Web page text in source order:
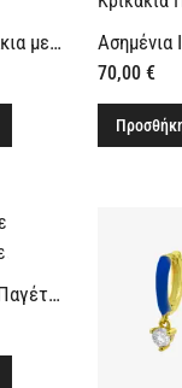
Ασημένια Οβάλ Κρικάκια με Μπλε Πέτρες
70,00 €
Ασημένιοι Κρίκοι με Παγέτες Μεσαίο Μέγεθος